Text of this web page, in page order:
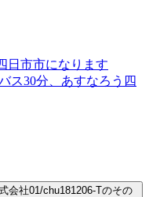
日市市になります
ス30分、あすなろう四
会社01/chu181206-Tのその